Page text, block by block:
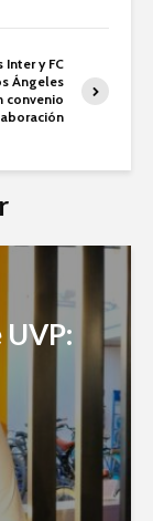
Inter y FC
Ángeles
convenio